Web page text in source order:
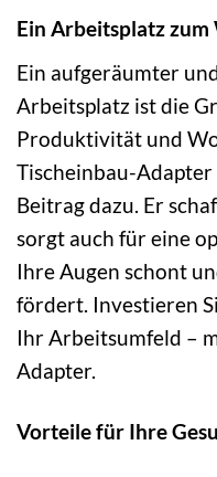
Ein Arbeitsplatz
Ein aufgeräumter
Arbeitsplatz ist die
Produktivität und
Tischeinbau-
Beitrag dazu. Er
sorgt auch für eine
Ihre Augen schont
fördert. Investieren
Ihr Arbeitsumfeld –
Adapter.
Vorteile für Ihre